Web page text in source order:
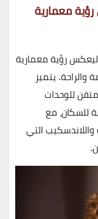
رؤيةمعمارية
رؤية معمارية
والراحة. يتميز
للوحدات
للسكان، مع
التي